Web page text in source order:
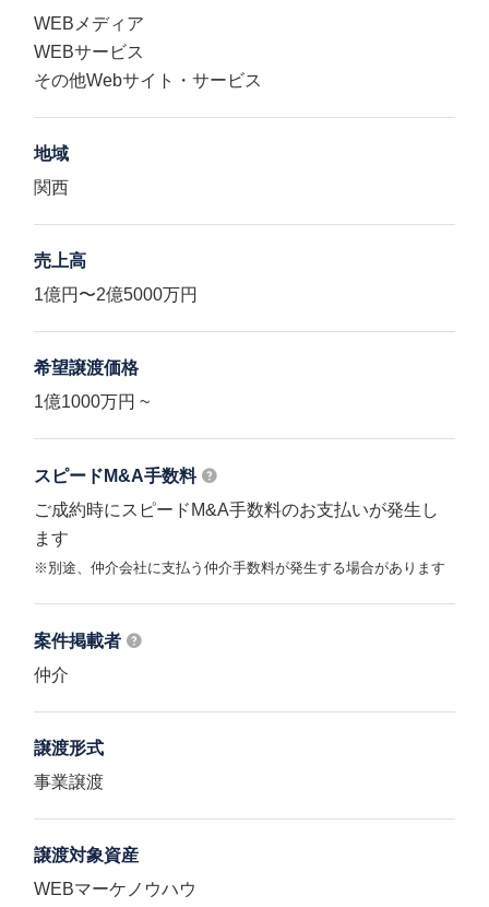
WEBメディア
WEBサービス
その他Webサイト・サービス
地域
関西
売上高
1億円〜2億5000万円
希望譲渡価格
1億1000万円 ~
スピードM&A手数料
ご成約時にスピードM&A手数料のお支払いが発生し
ます
※別途、仲介会社に支払う仲介手数料が発生する場合があります
案件掲載者
仲介
譲渡形式
事業譲渡
譲渡対象資産
WEBマーケノウハウ